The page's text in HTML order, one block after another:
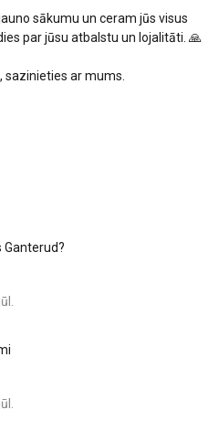
sākumu un ceram jūs visus
par jūsu atbalstu un lojalitāti. 🙏
sazinieties ar mums.
Ganterud?